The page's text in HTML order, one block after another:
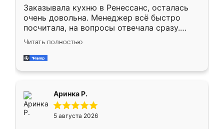
Заказывала кухню в Ренессанс, осталась
очень довольна. Менеджер всё быстро
посчитала, на вопросы отвечала сразу.
Замерщик приехал в субботу, подошёл к
делу со всей ответственностью. Собрали
за день, ребята работали аккуратно, даже
Читать полностью
Аринка Р.
5 августа 2026